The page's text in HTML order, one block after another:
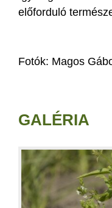
előforduló
Fotók: Magos
GALÉRIA